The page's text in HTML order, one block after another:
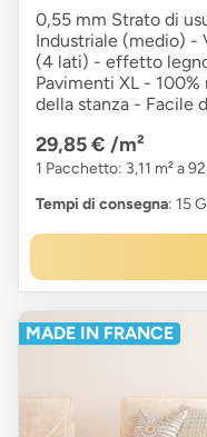
0,55 mm Strato di
Industriale (medio) -
(4 lati) - effetto
Pavimenti XL -
della stanza - Facile
29,85 € /m²
1 Pacchetto: 3,11 m² a
Tempi di consegna: 15
MADE IN FRANCE